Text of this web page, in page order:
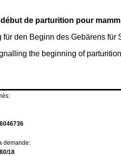
de parturition pour
für den Beginn des Gebärens für
the beginning of
demande:
18